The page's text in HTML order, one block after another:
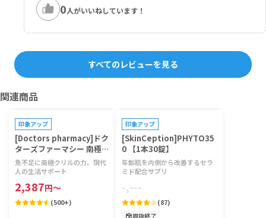
0人がいいねしています！
すべてのレビューを見る
関連商品
印象アップ
[Doctors pharmacy]ドク
ターズファーマシー 南極ク
リルビタミン 【1袋120
粒】
魚不足に南極クリルの力。現代
人の生活サポート
2,387円～
(500+)
印象アップ
[SkinCeption]PHYTO35
0 【1本30錠】
年齢肌を内側から改善するセラ
ミド配合サプリ
-,---
(87)
取扱終了